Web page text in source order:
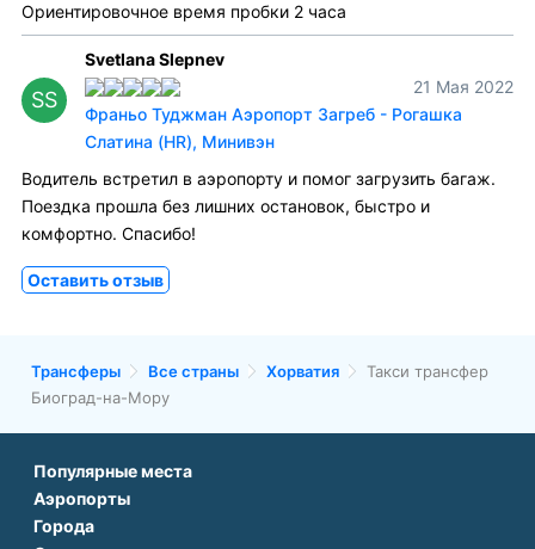
Ориентировочное время пробки 2 часа
SS
Svetlana Slepnev
21 Мая 2022
Франьо Туджман Аэропорт Загреб - Рогашка
Слатина (HR), Минивэн
Водитель встретил в аэропорту и помог загрузить багаж.
Поездка прошла без лишних остановок, быстро и
комфортно. Спасибо!
Оставить отзыв
Трансферы Все страны Хорватия
Такси трансфер
Биоград-на-Мору
Популярные места
Аэропорт Подгорицы
Аэропорт Белграда
Аэропорты
Аэропорт Антальи
Города